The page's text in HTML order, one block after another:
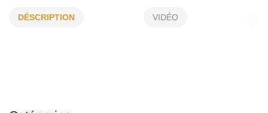
ASPHALTAGE THÉO PAQUET INC
DÉSCRIPTION VIDÉO